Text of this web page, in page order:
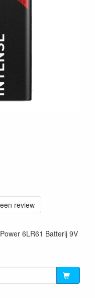
review
6LR61 Batterij 9V